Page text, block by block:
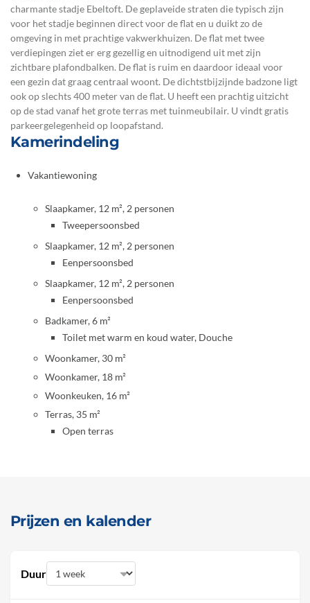
charmante stadje Ebeltoft. De geplaveide straten die typisch zijn
voor het stadje beginnen direct voor de flat en u duikt zo de
omgeving in met prachtige vakwerkhuizen. De flat met twee
verdiepingen ziet er erg gezellig en uitnodigend uit met zijn
zichtbare plafondbalken. De flat is ruim en daardoor ideaal voor
een gezin dat graag centraal woont. De dichtstbijzijnde badzone ligt
ook op slechts 400 meter van de flat. U heeft een prachtig uitzicht
op de stad vanaf het grote terras met tuinmeubilair. U vindt gratis
parkeergelegenheid op loopafstand.
Kamerindeling
Vakantiewoning
Slaapkamer, 12 m², 2 personen
Tweepersoonsbed
Slaapkamer, 12 m², 2 personen
Eenpersoonsbed
Slaapkamer, 12 m², 2 personen
Eenpersoonsbed
Badkamer, 6 m²
Toilet met warm en koud water, Douche
Woonkamer, 30 m²
Woonkamer, 18 m²
Woonkeuken, 16 m²
Terras, 35 m²
Open terras
Prijzen en kalender
Duur